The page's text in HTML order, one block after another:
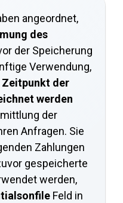
angeordnet,
des
der Speicherung
Verwendung,
Zeitpunkt der
werden
der
Anfragen. Sie
Zahlungen
gespeicherte
werden,
Feld in